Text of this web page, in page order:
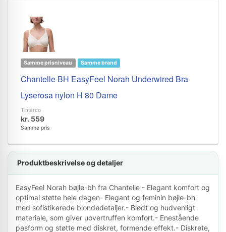
Samme prisniveau Samme brand
Chantelle BH EasyFeel Norah Underwired Bra
Lyserosa nylon H 80 Dame
Timarco
kr. 559
Samme pris
Produktbeskrivelse og detaljer
EasyFeel Norah bøjle-bh fra Chantelle - Elegant komfort og
optimal støtte hele dagen- Elegant og feminin bøjle-bh
med sofistikerede blondedetaljer.- Blødt og hudvenligt
materiale, som giver uovertruffen komfort.- Enestående
pasform og støtte med diskret, formende effekt.- Diskrete,